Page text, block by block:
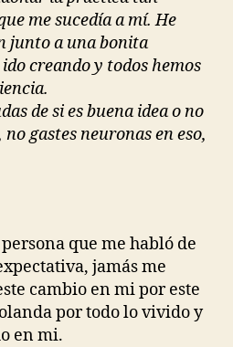
me sucedía a mí. He
junto a una bonita
creando y todos hemos
de si es buena idea o no
gastes neuronas en eso,
que me habló de
jamás me
cambio en mi por este
por todo lo vivido y
en mi.